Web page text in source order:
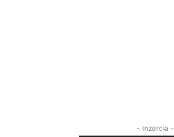
- Inzercia -